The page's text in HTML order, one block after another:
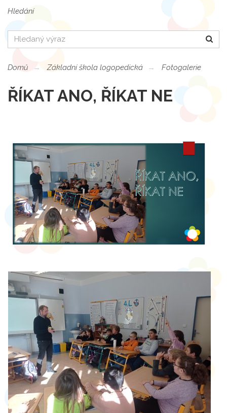
Hledání
Hledat
Domů Základní škola logopedická Fotogalerie
ŘÍKAT ANO, ŘÍKAT NE